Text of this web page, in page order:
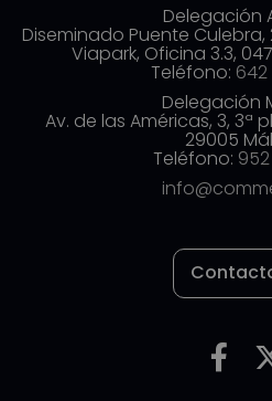
Delegación
Diseminado Puente
Viapark, Oficina 3.3,
Teléfono: 642
Delegación
Av. de las Américas, 3, 3ª
29005
Teléfono: